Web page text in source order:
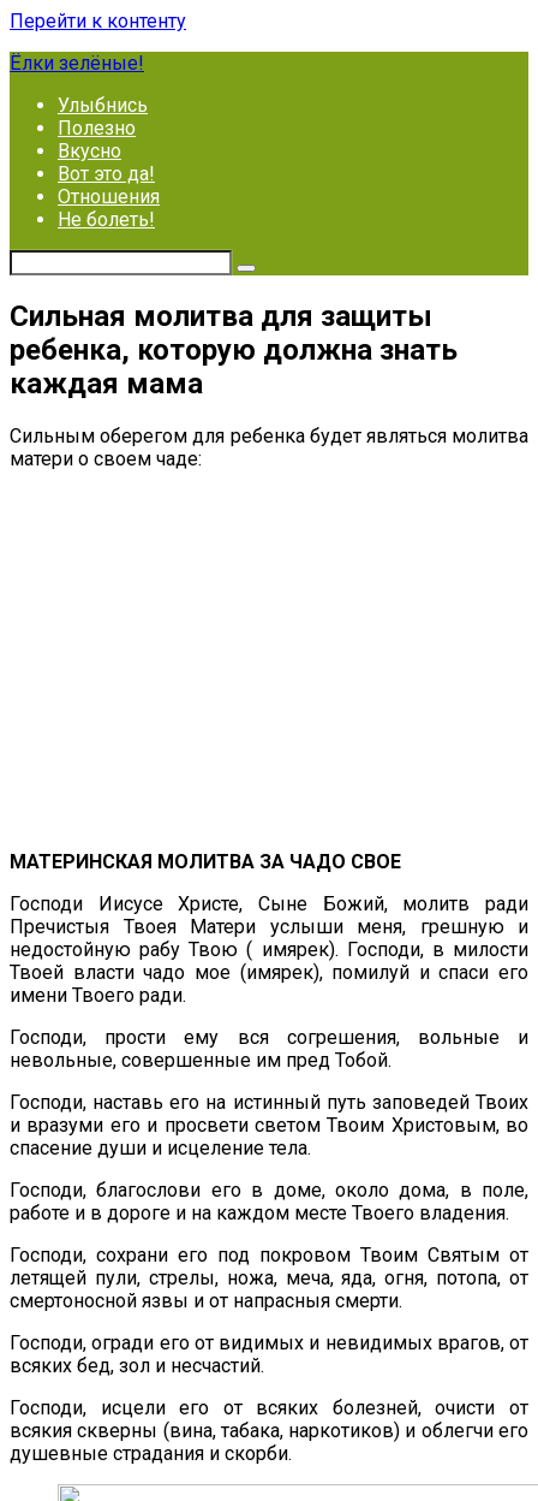
Перейти к контенту
Ёлки зелёные!
Улыбнись
Полезно
Вкусно
Вот это да!
Отношения
Не болеть!
Сильная молитва для защиты
ребенка, которую должна знать
каждая мама
Сильным оберегом для ребенка будет являться молитва
матери о своем чаде:
МАТЕРИНСКАЯ МОЛИТВА ЗА ЧАДО СВОЕ
Господи Иисусе Христе, Сыне Божий, молитв ради
Пречистыя Твоея Матери услыши меня, грешную и
недостойную рабу Твою ( имярек). Господи, в милости
Твоей власти чадо мое (имярек), помилуй и спаси его
имени Твоего ради.
Господи, прости ему вся согрешения, вольные и
невольные, совершенные им пред Тобой.
Господи, наставь его на истинный путь заповедей Твоих
и вразуми его и просвети светом Твоим Христовым, во
спасение души и исцеление тела.
Господи, благослови его в доме, около дома, в поле,
работе и в дороге и на каждом месте Твоего владения.
Господи, сохрани его под покровом Твоим Святым от
летящей пули, стрелы, ножа, меча, яда, огня, потопа, от
смертоносной язвы и от напрасныя смерти.
Господи, огради его от видимых и невидимых врагов, от
всяких бед, зол и несчастий.
Господи, исцели его от всяких болезней, очисти от
всякия скверны (вина, табака, наркотиков) и облегчи его
душевные страдания и скорби.